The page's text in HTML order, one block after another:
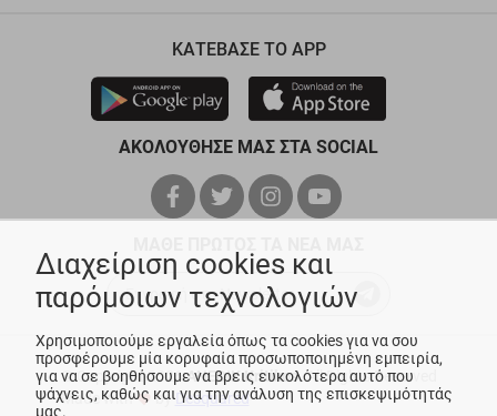
ΚΑΤΕΒΑΣΕ ΤΟ APP
ΑΚΟΛΟΥΘΗΣΕ ΜΑΣ ΣΤΑ SOCIAL
© Copyright 2026ANEDIK Kritikos. All Rights Reserved
Made with
byDesquared
Διαχείριση cookies και
παρόμοιων τεχνολογιών
Χρησιμοποιούμε εργαλεία όπως τα cookies για να σου
προσφέρουμε μία κορυφαία προσωποποιημένη εμπειρία,
για να σε βοηθήσουμε να βρεις ευκολότερα αυτό που
ψάχνεις, καθώς και για την ανάλυση της επισκεψιμότητάς
μας.